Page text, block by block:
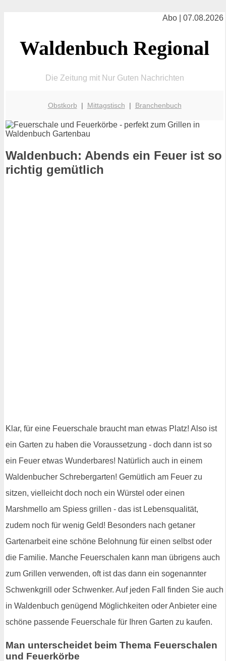
Abo | 07.08.2026
Waldenbuch Regional
Die Zeitung mit Nur Guten Nachrichten
Obstkorb | Mittagstisch | Branchenbuch
Waldenbuch: Abends ein Feuer ist so
richtig gemütlich
Klar, für eine Feuerschale braucht man etwas Platz! Also ist
ein Garten zu haben die Voraussetzung - doch dann ist so
ein Feuer etwas Wunderbares! Natürlich auch in einem
Waldenbucher Schrebergarten! Gemütlich am Feuer zu
sitzen, vielleicht doch noch ein Würstel oder einen
Marshmello am Spiess grillen - das ist Lebensqualität,
zudem noch für wenig Geld! Besonders nach getaner
Gartenarbeit eine schöne Belohnung für einen selbst oder
die Familie. Manche Feuerschalen kann man übrigens auch
zum Grillen verwenden, oft ist das dann ein sogenannter
Schwenkgrill oder Schwenker. Auf jeden Fall finden Sie auch
in Waldenbuch genügend Möglichkeiten oder Anbieter eine
schöne passende Feuerschale für Ihren Garten zu kaufen.
Man unterscheidet beim Thema Feuerschalen
und Feuerkörbe